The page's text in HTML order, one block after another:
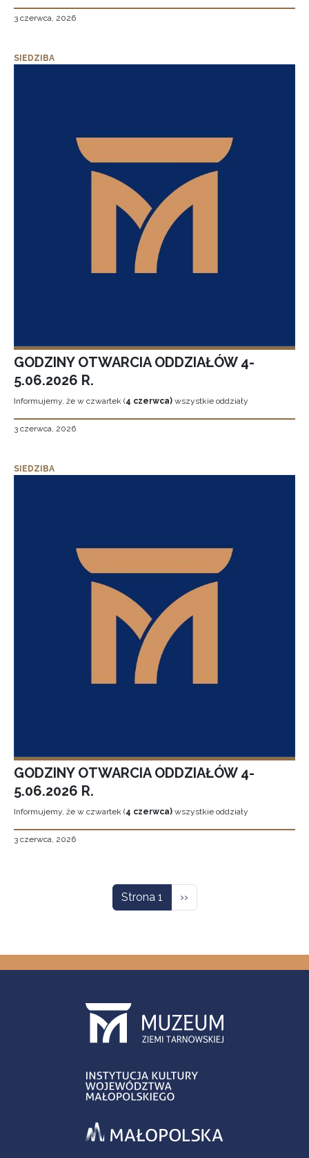
3 czerwca, 2026
SIEDZIBA
GODZINY OTWARCIA ODDZIAŁÓW 4-
5.06.2026 R.
Informujemy, że w czwartek (4 czerwca) wszystkie oddziały
3 czerwca, 2026
SIEDZIBA
GODZINY OTWARCIA ODDZIAŁÓW 4-
5.06.2026 R.
Informujemy, że w czwartek (4 czerwca) wszystkie oddziały
3 czerwca, 2026
Strona 1 Następna strona
››